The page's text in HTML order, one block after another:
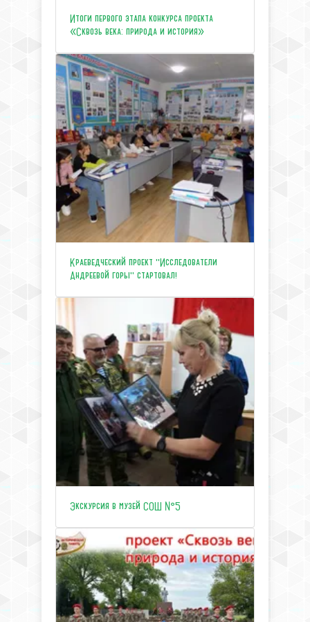
Итоги первого этапа конкурса проекта
«Сквозь века: природа и история»
Краеведческий проект "Исследователи
Андреевой горы" стартовал!
Экскурсия в музей СОШ №5